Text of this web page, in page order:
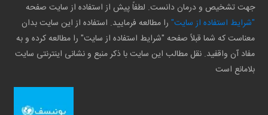
جهت تشخیص و درمان دانست. لطفاً پیش از استفاده از سایت صفحه
"شرایط استفاده از سایت" را مطالعه فرمایید. استفاده از این سایت بدان
معناست که شما قبلاً صفحه "شرایط استفاده از سایت" را مطالعه کرده و به
مفاد آن واقفید. نقل مطالب این سایت با ذکر منبع و نشانی اینترنتی سایت
بلامانع است